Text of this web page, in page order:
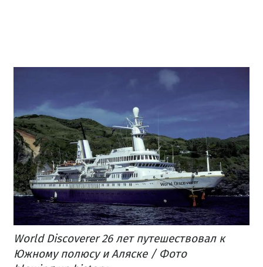
World Discoverer 26 лет путешествовал к
Южному полюсу и Аляске / Фото